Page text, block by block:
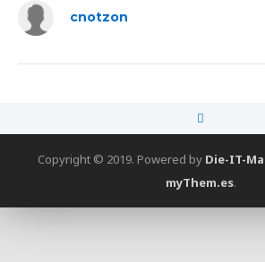
cnotzon
Copyright © 2019. Powered by Die-IT-
myThem.es.